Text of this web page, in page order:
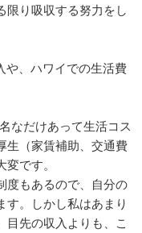
限り吸収する努力をし
や、ハワイでの生活費
なだけあって生活コス
生（家賃補助、交通費
です。
度もあるので、自分の
す。しかし私はあまり
目先の収入よりも、こ